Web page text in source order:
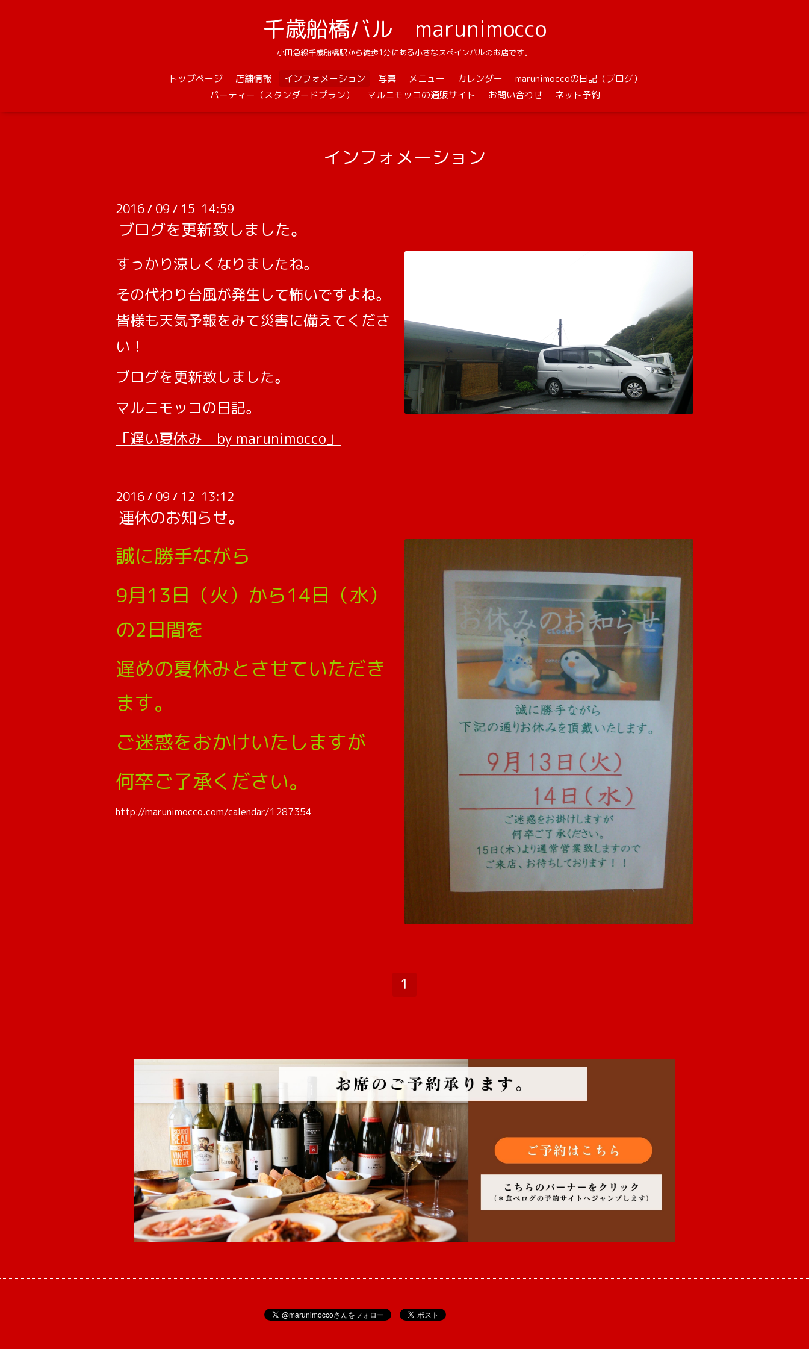
千歳船橋バル marunimocco
小田急線千歳船橋駅から徒歩1分にある小さなスペインバルのお店です。
トップページ 店舗情報 インフォメーション 写真 メニュー カレンダー
marunimoccoの日記（ブログ）
パーティー（スタンダードプラン）
マルニモッコの通販サイト お問い合わせ ネット予約
インフォメーション
2016 / 09 / 15 14:59
ブログを更新致しました。
すっかり涼しくなりましたね。
その代わり台風が発生して怖いですよね。
皆様も天気予報をみて災害に備えてくださ
い！
ブログを更新致しました。
マルニモッコの日記。
「遅い夏休み by marunimocco」
2016 / 09 / 12 13:12
連休のお知らせ。
誠に勝手ながら
9月13日（火）から14日（水）
の2日間を
遅めの夏休みとさせていただき
ます。
ご迷惑をおかけいたしますが
何卒ご了承ください。
http://marunimocco.com/calendar/1287354
1